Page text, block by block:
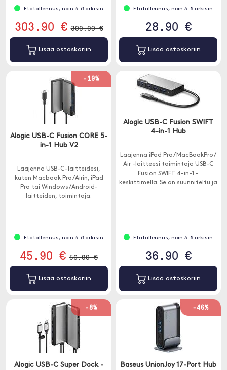
Etätallennus, noin 3-8 arkisin
303.90 € 309.90 €
Lisää ostoskoriin
Etätallennus, noin 3-8 arkisin
28.90 €
Lisää ostoskoriin
-19%
Alogic USB-C Fusion CORE 5-
in-1 Hub V2
Laajenna USB-C-laitteidesi,
kuten Macbook Pro /Airin, iPad
Pro tai Windows/Android-
laitteiden, toimintoja.
Etätallennus, noin 3-8 arkisin
45.90 € 56.90 €
Lisää ostoskoriin
Alogic USB-C Fusion SWIFT
4-in-1 Hub
Laajenna iPad Pro / MacBookPro /
Air -laitteesi toimintoja USB-C
Fusion SWIFT 4-in-1 -
keskittimellä. Se on suunniteltu ja
Etätallennus, noin 3-8 arkisin
36.90 €
Lisää ostoskoriin
-8%
Alogic USB-C Super Dock -
-46%
Baseus UnionJoy 17-Port Hub